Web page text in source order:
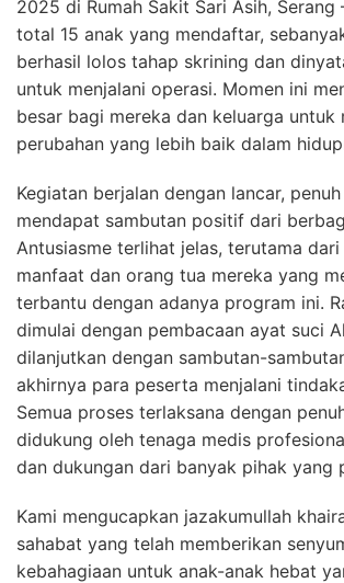
2025 di Rumah Sakit Sari Asih, Serang
total 15 anak yang mendaftar,
berhasil lolos tahap skrining dan
untuk menjalani operasi. Momen ini
besar bagi mereka dan keluarga untuk
perubahan yang lebih baik dalam
Kegiatan berjalan dengan lancar,
mendapat sambutan positif dari
Antusiasme terlihat jelas, terutama
manfaat dan orang tua mereka yang
terbantu dengan adanya program ini.
dimulai dengan pembacaan ayat suci
dilanjutkan dengan sambutan-
akhirnya para peserta menjalani
Semua proses terlaksana dengan
didukung oleh tenaga medis
dan dukungan dari banyak pihak yang
Kami mengucapkan jazakumullah
sahabat yang telah memberikan
kebahagiaan untuk anak-anak hebat